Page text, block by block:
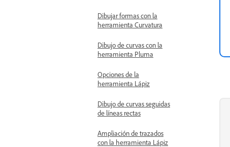
Dibujar formas con la
herramienta Curvatura
Dibujo de curvas con la
herramienta Pluma
Opciones de la
herramienta Lápiz
Dibujo de curvas seguidas
de líneas rectas
Ampliación de trazados
con la herramienta Lápiz